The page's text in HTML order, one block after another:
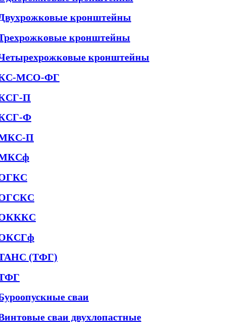
кронштейны
кронштейны
кронштейны
МСО-ФГ
П
Ф
П
(ТФГ)
сваи
сваи двухлопастные